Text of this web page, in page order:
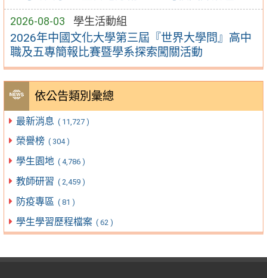
2026-08-03 學生活動組
2026年中國文化大學第三屆『世界大學問』高中
職及五專簡報比賽暨學系探索闖關活動
依公告類別彙總
最新消息 ( 11,727 )
榮譽榜 ( 304 )
學生園地 ( 4,786 )
教師研習 ( 2,459 )
防疫專區 ( 81 )
學生學習歷程檔案 ( 62 )